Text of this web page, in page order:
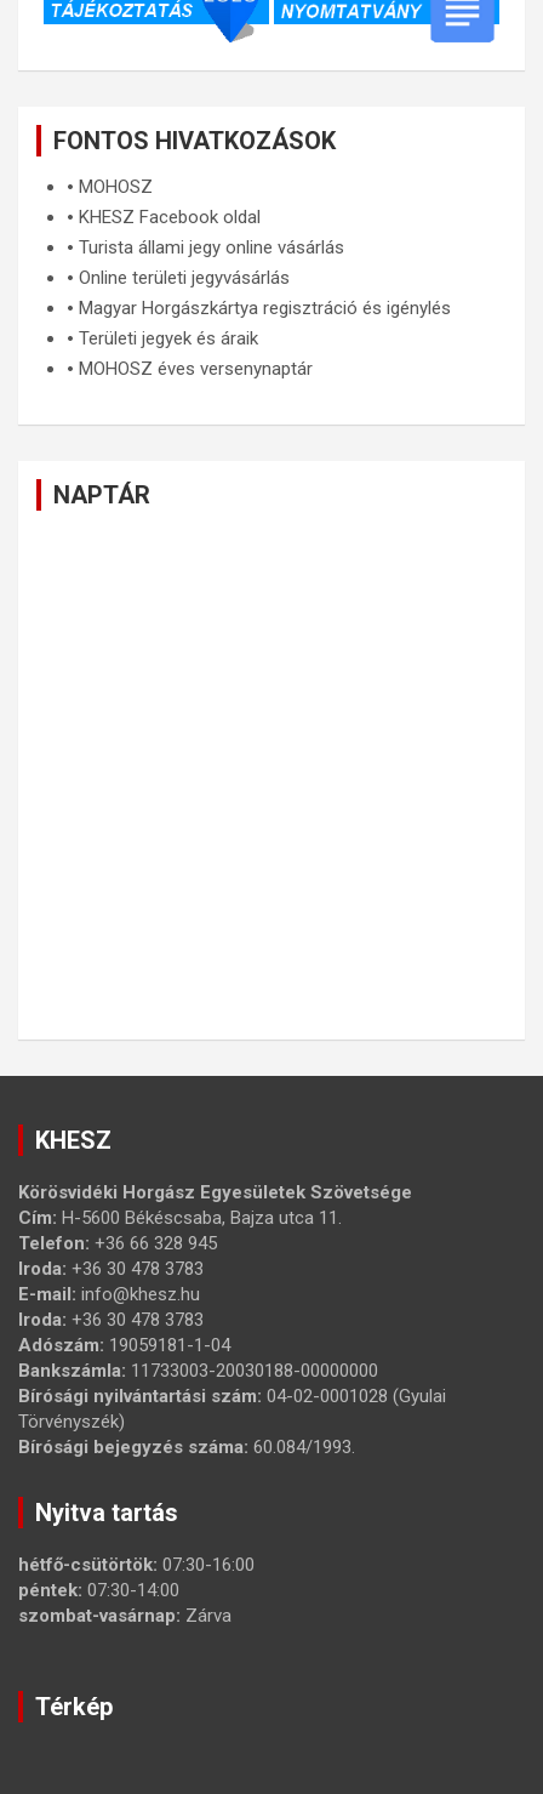
FONTOS HIVATKOZÁSOK
🞄 MOHOSZ
🞄 KHESZ Facebook oldal
🞄 Turista állami jegy online vásárlás
🞄 Online területi jegyvásárlás
🞄 Magyar Horgászkártya regisztráció és igénylés
🞄 Területi jegyek és áraik
🞄 MOHOSZ éves versenynaptár
NAPTÁR
KHESZ
Körösvidéki Horgász Egyesületek Szövetsége
Cím: H-5600 Békéscsaba, Bajza utca 11.
Telefon: +36 66 328 945
Iroda: +36 30 478 3783
E-mail: info@khesz.hu
Iroda: +36 30 478 3783
Adószám: 19059181-1-04
Bankszámla: 11733003-20030188-00000000
Bírósági nyilvántartási szám: 04-02-0001028 (Gyulai
Törvényszék)
Bírósági bejegyzés száma: 60.084/1993.
Nyitva tartás
hétfő-csütörtök: 07:30-16:00
péntek: 07:30-14:00
szombat-vasárnap: Zárva
Térkép